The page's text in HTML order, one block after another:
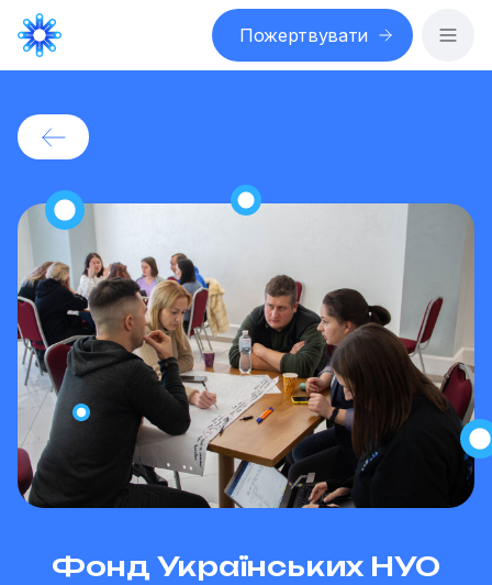
Пожертвувати
Фонд Українських НУО